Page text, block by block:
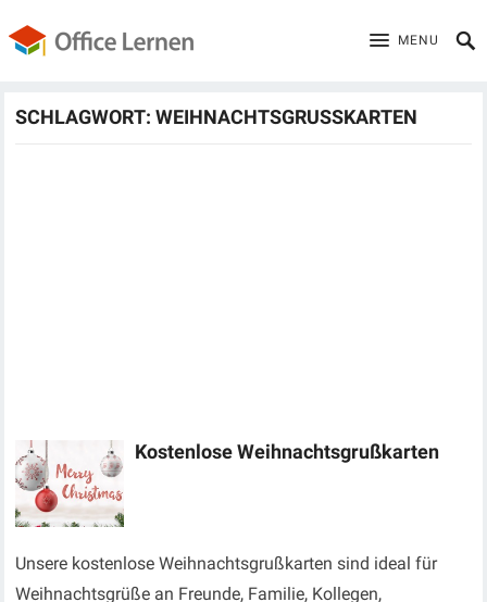
MENU
SCHLAGWORT:WEIHNACHTSGRUSSKARTEN
Kostenlose Weihnachtsgrußkarten
Unsere kostenlose Weihnachtsgrußkarten sind ideal für
Weihnachtsgrüße an Freunde, Familie, Kollegen,